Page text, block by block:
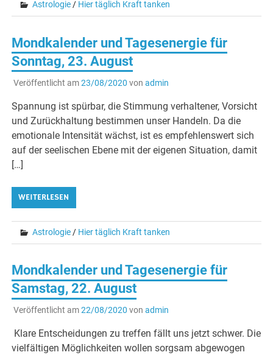
Astrologie / Hier täglich Kraft tanken
Mondkalender und Tagesenergie für
Sonntag, 23. August
Veröffentlicht am23/08/2020 von admin
Spannung ist spürbar, die Stimmung verhaltener, Vorsicht
und Zurückhaltung bestimmen unser Handeln. Da die
emotionale Intensität wächst, ist es empfehlenswert sich
auf der seelischen Ebene mit der eigenen Situation, damit
[…]
WEITERLESEN
Astrologie / Hier täglich Kraft tanken
Mondkalender und Tagesenergie für
Samstag, 22. August
Veröffentlicht am22/08/2020 von admin
Klare Entscheidungen zu treffen fällt uns jetzt schwer. Die
vielfältigen Möglichkeiten wollen sorgsam abgewogen